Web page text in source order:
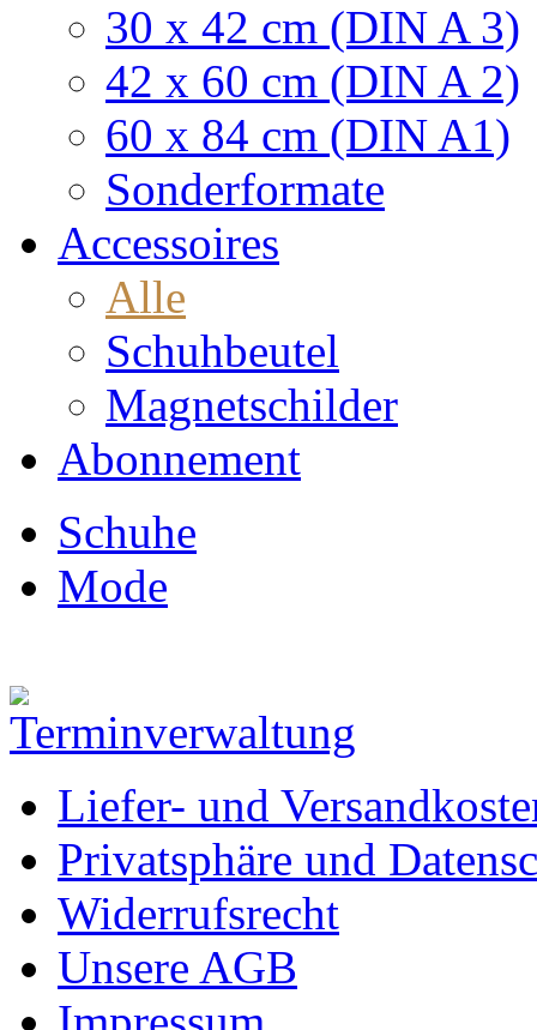
30 x 42 cm (DIN A 3)
42 x 60 cm (DIN A 2)
60 x 84 cm (DIN A1)
Sonderformate
Accessoires
Alle
Schuhbeutel
Magnetschilder
Abonnement
Schuhe
Mode
Liefer- und
Privatsphäre und
Widerrufsrecht
Unsere AGB